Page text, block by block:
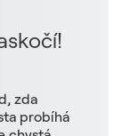
zda
probíhá